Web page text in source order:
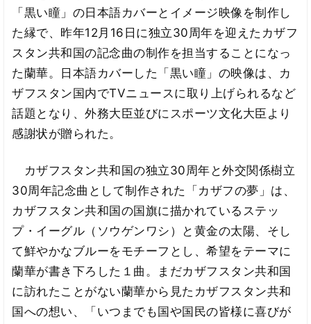
「黒い瞳」の日本語カバーとイメージ映像を制作し
た縁で、昨年12月16日に独立30周年を迎えたカザフ
スタン共和国の記念曲の制作を担当することになっ
た蘭華。日本語カバーした「黒い瞳」の映像は、カ
ザフスタン国内でTVニュースに取り上げられるなど
話題となり、外務大臣並びにスポーツ文化大臣より
感謝状が贈られた。
カザフスタン共和国の独立30周年と外交関係樹立
30周年記念曲として制作された「カザフの夢」は、
カザフスタン共和国の国旗に描かれているステッ
プ・イーグル（ソウゲンワシ）と黄金の太陽、そし
て鮮やかなブルーをモチーフとし、希望をテーマに
蘭華が書き下ろした１曲。まだカザフスタン共和国
に訪れたことがない蘭華から見たカザフスタン共和
国への想い、「いつまでも国や国民の皆様に喜びが